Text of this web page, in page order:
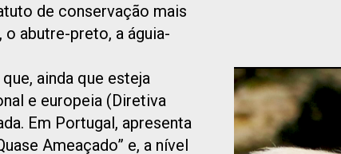
de conservação mais
abutre-preto, a águia-
ainda que esteja
e europeia (Diretiva
Em Portugal, apresenta
Ameaçado” e, a nível